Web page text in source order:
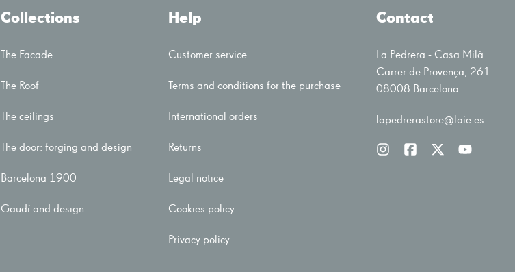
Collections
The Facade
The Roof
The ceilings
The door: forging and design
Barcelona 1900
Gaudí and design
Help
Customer service
Terms and conditions for the purchase
International orders
Returns
Legal notice
Cookies policy
Privacy policy
Contact
La Pedrera - Casa Milà
Carrer de Provença, 261
08008 Barcelona
lapedrerastore@laie.es